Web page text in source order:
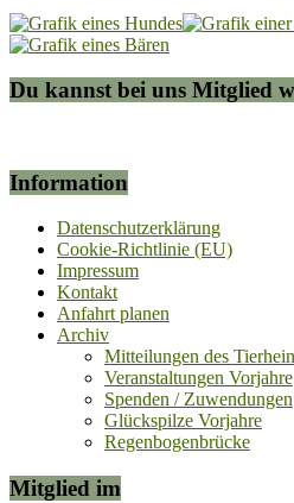
Du kannst bei uns Mitglied
Information
Datenschutzerklärung
Cookie-Richtlinie (EU)
Impressum
Kontakt
Anfahrt planen
Archiv
Mitteilungen des
Veranstaltungen Vorjahre
Spenden / Zuwendungen
Glückspilze Vorjahre
Regenbogenbrücke
Mitglied im